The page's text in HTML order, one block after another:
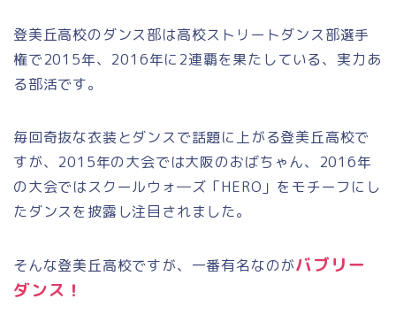
登美丘高校のダンス部は高校ストリートダンス部選手
権で2015年、 2016年に2連覇を果たしている、実力あ
る部活です。
毎回奇抜な衣装とダンスで話題に上がる登美丘高校で
すが、 2015年の大会では大阪のおばちゃん、 2016年
の大会ではスクールウォ―ズ「HERO」をモチーフにし
たダンスを披露し注目されました。
そんな登美丘高校ですが、一番有名なのがバブリー
ダンス！